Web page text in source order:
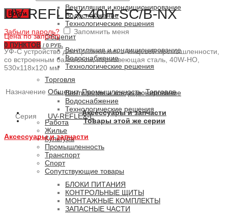
Войти
Забыли пароль? Запомнить меня
0 ПУНКТОВ / 0 РУБ.
Вентиляция и кондиционирование
Водоснабжение
Технологические решения
Общепит
Вентиляция и кондиционирование
Водоснабжение
Технологические решения
Торговля
Вентиляция и кондиционирование
Водоснабжение
Технологические решения
Работа
Жилье
Культура
Промышленность
Транспорт
Спорт
Сопутствующие товары
БЛОКИ ПИТАНИЯ
КОНТРОЛЬНЫЕ ЩИТЫ
МОНТАЖНЫЕ КОМПЛЕКТЫ
ЗАПАСНЫЕ ЧАСТИ
UV-REFLEX-40H-SC/B-NX
Цена по запросу
УФ-С устройство для применения в пищевой промышленности,
со встроенным балластом, нержавеющая сталь, 40W-HO,
530x118x120 мм
Назначение Общепит,Промышленность,Торговля
Серия UV-REFLEX-EАксессуары и запчасти
Товары этой же серии
Аксессуары и запчасти